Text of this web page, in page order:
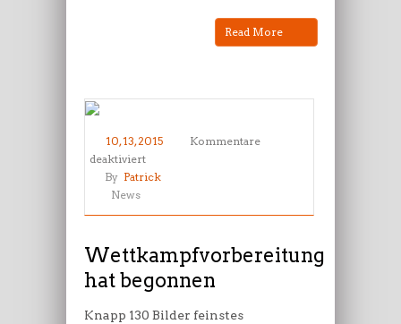
Read More
10, 13, 2015
Kommentare
deaktiviertfür
Wettkampfvorbereitung
By Patrick
News
Wettkampfvorbereitung
hat begonnen
Knapp 130 Bilder feinstes